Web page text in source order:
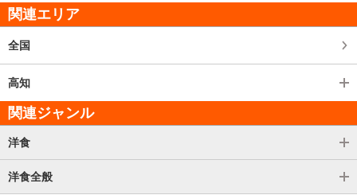
関連エリア
全国
高知
関連ジャンル
洋食
洋食全般